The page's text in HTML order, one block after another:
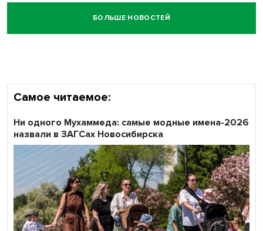
БОЛЬШЕ НОВОСТЕЙ
Самое читаемое:
Ни одного Мухаммеда: самые модные имена-2026
назвали в ЗАГСах Новосибирска